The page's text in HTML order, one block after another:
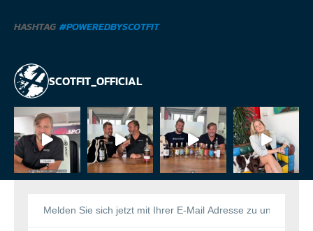
HASHTAG #POWEREDBYSCOTFIT
SCOTFIT_OFFICIAL